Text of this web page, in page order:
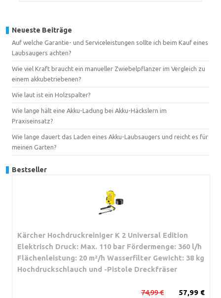
Neueste Beiträge
Auf welche Garantie- und Serviceleistungen sollte ich beim Kauf eines
Laubsaugers achten?
Wie viel Kraft braucht ein manueller Zwiebelpflanzer im Vergleich zu
einem akkubetriebenen?
Wie laut ist ein Holzspalter?
Wie lange hält eine Akku-Ladung bei Akku-Häckslern im
Praxiseinsatz?
Wie lange dauert das Laden eines Akku-Laubsaugers und reicht es für
meinen Garten?
Bestseller
Kärcher Hochdruckreiniger K 2 Universal Edition
Elektrisch Druck: Max. 110 bar Fördermenge: 360 l/h
Flächenleistung: 20 m²/h Wasserfilter Gewicht: 38 kg
Hochdruckschlauch und -Pistole Dreckfräser
57,99 €
74,99 €